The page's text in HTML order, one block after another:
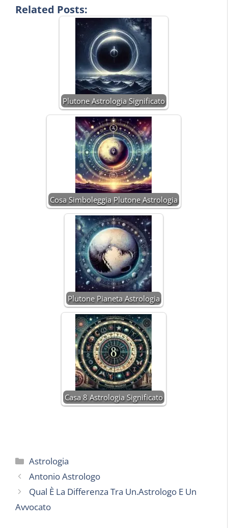
Related Posts:
Plutone Astrologia Significato
Cosa Simboleggia Plutone Astrologia
Plutone Pianeta Astrologia
Casa 8 Astrologia Significato
Categorie
Astrologia
Antonio Astrologo
Qual È La Differenza Tra Un.Astrologo E Un
Avvocato